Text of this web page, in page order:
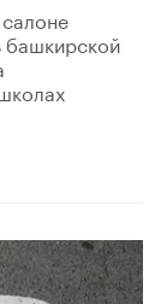
башкирской